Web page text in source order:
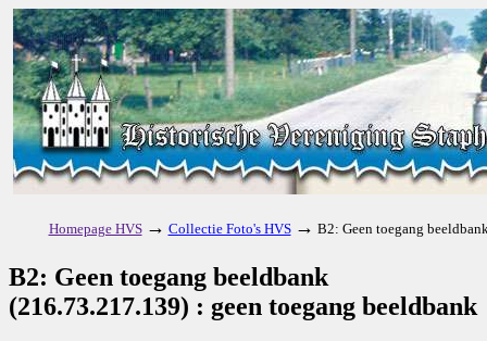
Homepage HVS → Collectie Foto's HVS → B2: Geen toegang
B2: Geen toegang beeldbank
(216.73.217.139) : geen toegang beeldbank